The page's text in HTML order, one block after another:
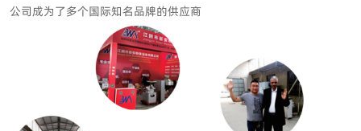
公司成为了多个国际知名品牌的供应商